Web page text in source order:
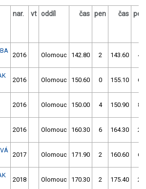
nar. vt oddíl čas pen čas pen
2016 Olomouc 142.80 2 143.60 4
2016 Olomouc 150.60 0 155.10 6
2016 Olomouc 150.00 4 150.90 8
2016 Olomouc 160.30 6 164.30 2
2017 Olomouc 171.90 2 160.60 6
2018 Olomouc 170.30 2 175.40 2